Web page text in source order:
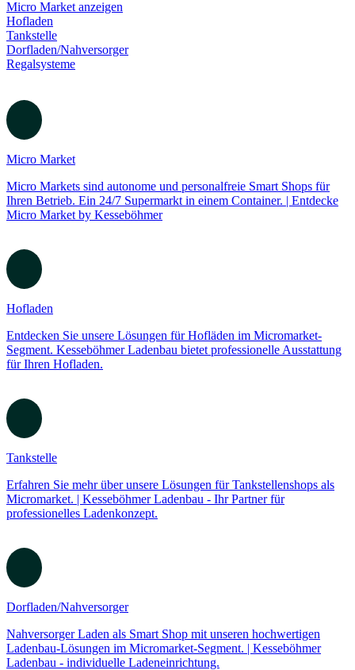
Micro Market anzeigen
Hofladen
Tankstelle
Dorfladen/Nahversorger
Regalsysteme
Micro Market
Micro Markets sind autonome und personalfreie Smart Shops für
Ihren Betrieb. Ein 24/7 Supermarkt in einem Container. | Entdecke
Micro Market by Kesseböhmer
Hofladen
Entdecken Sie unsere Lösungen für Hofläden im Micromarket-
Segment. Kesseböhmer Ladenbau bietet professionelle Ausstattung
für Ihren Hofladen.
Tankstelle
Erfahren Sie mehr über unsere Lösungen für Tankstellenshops als
Micromarket. | Kesseböhmer Ladenbau - Ihr Partner für
professionelles Ladenkonzept.
Nahversorger Laden als Smart Shop mit unseren hochwertigen
Ladenbau-Lösungen im Micromarket-Segment. | Kesseböhmer